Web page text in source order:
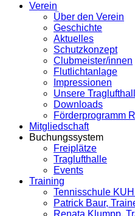
Verein
Über den Verein
Geschichte
Aktuelles
Schutzkonzept
Clubmeister/innen
Flutlichtanlage
Impressionen
Unsere
Downloads
Förderprogramm
Mitgliedschaft
Buchungssystem
Freiplätze
Traglufthalle
Events
Training
Tennisschule
Patrick Baur,
Renata Klumpp,